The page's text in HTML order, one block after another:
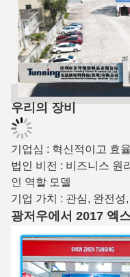
우리의 장비
기업심 : 혁신적이고 효
법인 비전 : 비즈니스 원
인 역할 모델
기업 가치 : 관심, 완전성
광저우에서 2017 엑